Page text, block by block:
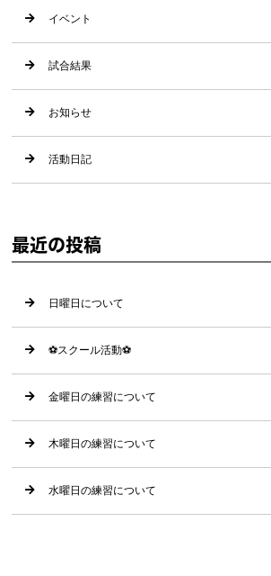
イベント
試合結果
お知らせ
活動日記
最近の投稿
日曜日について
⚽️スクール活動⚽️
金曜日の練習について
木曜日の練習について
水曜日の練習について